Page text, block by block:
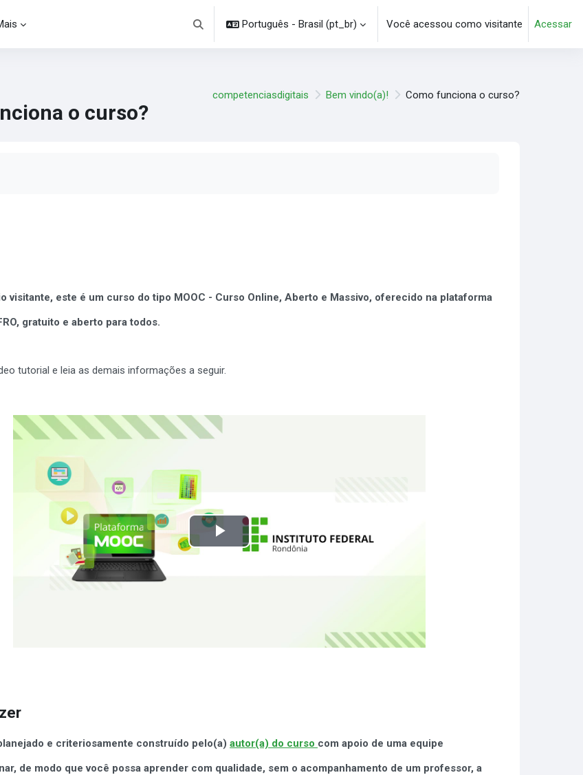
Alternar entrada de pesquisa
Português - Brasil ‎(pt_br)‎ Você acessou como visitante Acessar
o curso?
competenciasdigitais Bem vindo(a)! Como funciona o curso?
visitante, este é um curso do tipo MOOC - Curso Online, Aberto e Massivo, oferecido na plataforma
gratuito e aberto para todos.
tutorial e leia as demais informações a seguir.
Tocar
e criteriosamente construído pelo(a)autor(a) do curso com apoio de uma equipe
de modo que você possa aprender com qualidade, sem o acompanhamento de um professor, a